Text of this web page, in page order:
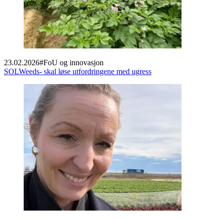
23.02.2026#FoU og innovasjon
SOLWeeds- skal løse utfordringene med ugress